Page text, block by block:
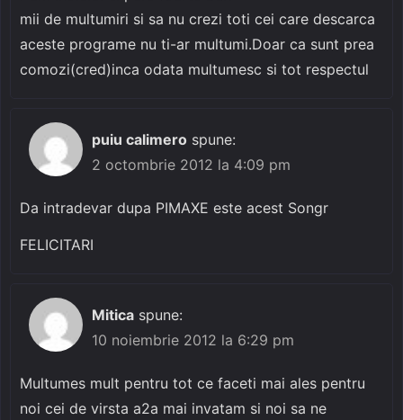
mii de multumiri si sa nu crezi toti cei care descarca
aceste programe nu ti-ar multumi.Doar ca sunt prea
comozi(cred)inca odata multumesc si tot respectul
puiu calimero spune:
2 octombrie 2012 la 4:09 pm
Da intradevar dupa PIMAXE este acest Songr
FELICITARI
Mitica spune:
10 noiembrie 2012 la 6:29 pm
Multumes mult pentru tot ce faceti mai ales pentru
noi cei de virsta a2a mai invatam si noi sa ne